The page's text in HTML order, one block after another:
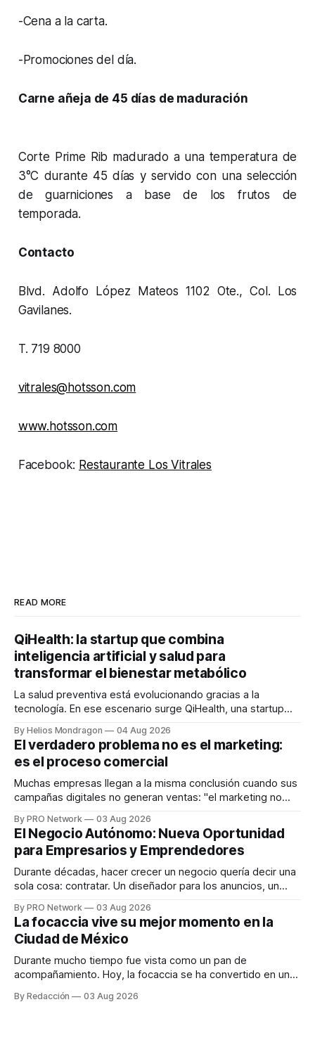
-Cena a la carta.
-Promociones del día.
Carne añeja de 45 días de maduración
Corte Prime Rib madurado a una temperatura de
3°C durante 45 días y servido con una selección
de guarniciones a base de los frutos de
temporada.
Contacto
Blvd. Adolfo López Mateos 1102 Ote., Col. Los
Gavilanes.
T. 719 8000
vitrales@hotsson.com
www.hotsson.com
Facebook: Restaurante Los Vitrales
READ MORE
QiHealth: la startup que combina
inteligencia artificial y salud para
transformar el bienestar metabólico
La salud preventiva está evolucionando gracias a la
tecnología. En ese escenario surge QiHealth, una startup
dispositivos inteligentes, inteligencia artificial y monitoreo
en tiempo real para ayudar a las personas a tomar mejores
decisiones sobre su salud metabólica. Su propuesta busca
responder
By Helios Mondragon 04 Aug 2026
El verdadero problema no es el marketing:
es el proceso comercial
Muchas empresas llegan a la misma conclusión cuando sus
campañas digitales no generan ventas: "el marketing no
INTERIUS, el problema suele estar en otro lugar. Durante
una entrevista para el podcast SER PRO, el especialista en
marketing digital explicó que
By PRO Network 03 Aug 2026
El Negocio Autónomo: Nueva Oportunidad
para Empresarios y Emprendedores
Durante décadas, hacer crecer un negocio quería decir una
sola cosa: contratar. Un diseñador para los anuncios, un
para los textos, alguien que supiera de publicidad digital
para encontrar prospectos, un vendedor para atender
llamadas y mensajes, y —con suerte— una persona
By PRO Network 03 Aug 2026
La focaccia vive su mejor momento en la
Ciudad de México
Durante mucho tiempo fue vista como un pan de
acompañamiento. Hoy, la focaccia se ha convertido en uno
artesanal, ingredientes de calidad y experiencias que
By Redacción 03 Aug 2026